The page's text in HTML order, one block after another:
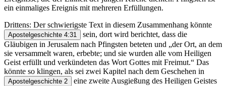
ein einmaliges Ereignis mit mehreren Erfüllungen.
Drittens: Der schwierigste Text in diesem Zusammenhang könnte
Apostelgeschichte 4:31
sein, dort wird berichtet, dass die
Gläubigen in Jerusalem nach Pfingsten beteten und „der Ort, an dem
sie versammelt waren, erbebte; und sie wurden alle vom Heiligen
Geist erfüllt und verkündeten das Wort Gottes mit Freimut.“ Das
könnte so klingen, als sei zwei Kapitel nach dem Geschehen in
Apostelgeschichte 2
eine zweite Ausgießung des Heiligen Geistes